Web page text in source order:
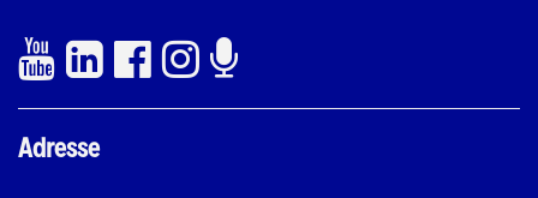
Adresse